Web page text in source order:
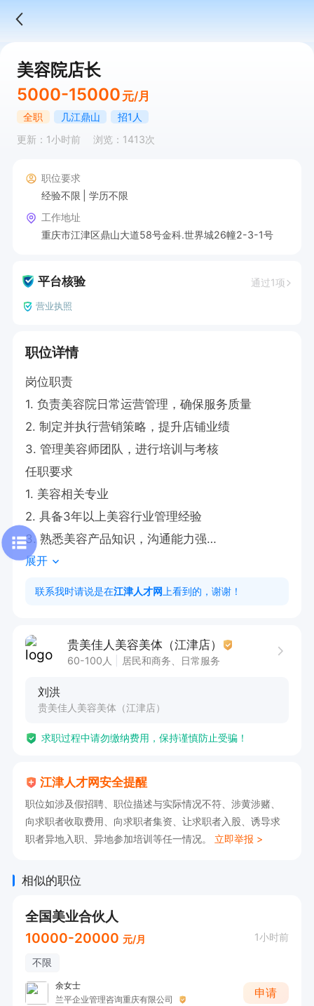
美容院店长
5000-15000 元/月
全职 几江鼎山
招1人
更新：1小时前
浏览：1413次
职位要求
经验不限
学历不限
工作地址
重庆市江津区鼎山大道58号金科.世界城26幢2-3-1号
平台核验 通过1项
营业执照
职位详情
岗位职责
1. 负责美容院日常运营管理，确保服务质量
2. 制定并执行营销策略，提升店铺业绩
3. 管理美容师团队，进行培训与考核
任职要求
1. 美容相关专业
2. 具备3年以上美容行业管理经验
3. 熟悉美容产品知识，沟通能力强
4. 有团队管理经验者优先
工作时间
展开
联系我时请说是在江津人才网 上看到的，谢谢！
贵美佳人美容美体（江津店）
60-100人 居民和商务、日常服务
刘洪
贵美佳人美容美体（江津店）
求职过程中请勿缴纳费用，保持谨慎防止受骗！
江津人才网安全提醒
职位如涉及假招聘、职位描述与实际情况不符、涉黄涉赌、
向求职者收取费用、向求职者集资、让求职者入股、诱导求
职者异地入职、异地参加培训等任一情况。 立即举报 >
相似的职位
全国美业合伙人
10000-20000 元/月 1小时前
不限
余女士
兰平企业管理咨询重庆有限公司
申请